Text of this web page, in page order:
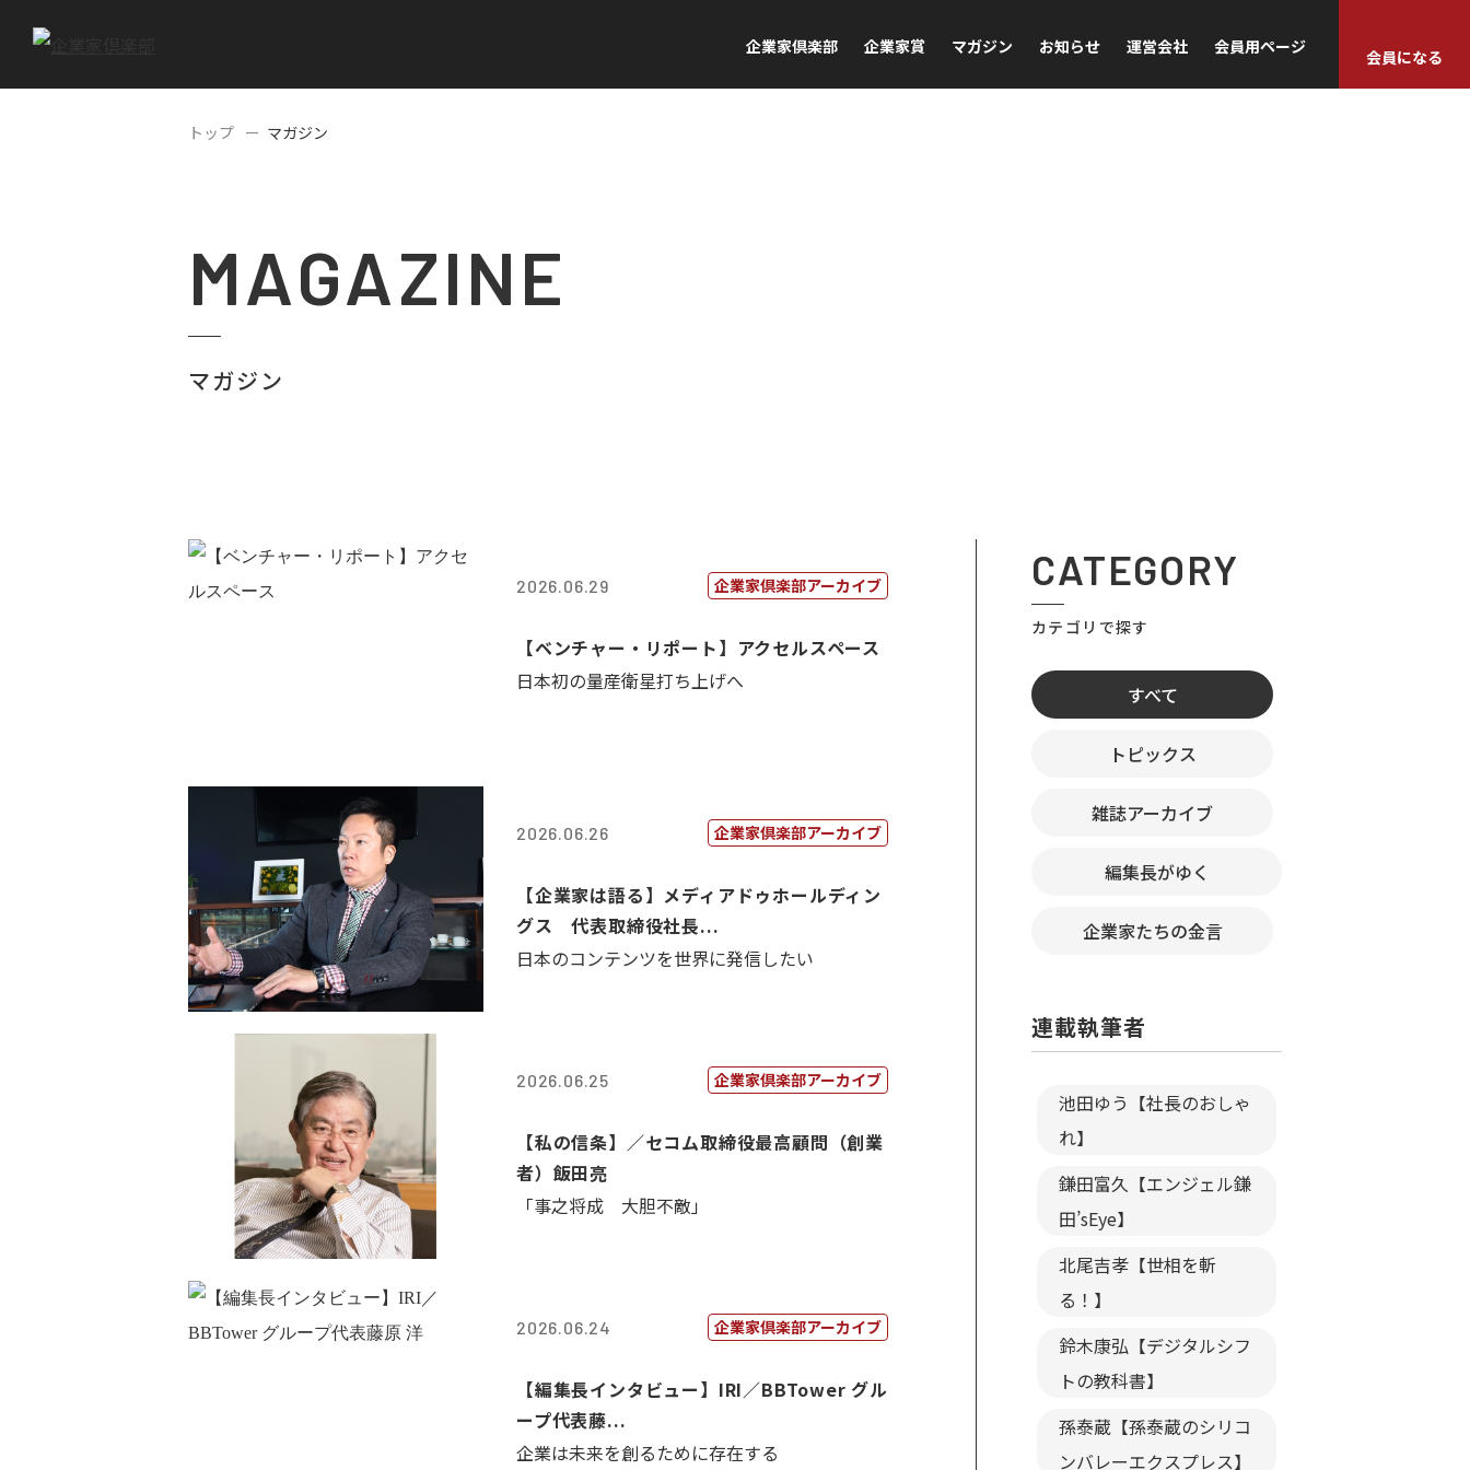
企業家倶楽部 企業家賞 マガジン お知らせ 運営会社 会員用ページ
会員になる
トップ マガジン
MAGAZINE
マガジン
2026.06.29 企業家倶楽部アーカイブ
【ベンチャー・リポート】アクセルスペース
日本初の量産衛星打ち上げへ
2026.06.26 企業家倶楽部アーカイブ
【企業家は語る】メディアドゥホールディン
グス 代表取締役社長...
日本のコンテンツを世界に発信したい
2026.06.25 企業家倶楽部アーカイブ
【私の信条】／セコム取締役最高顧問（創業
者）飯田亮
「事之将成 大胆不敵」
2026.06.24 企業家倶楽部アーカイブ
【編集長インタビュー】IRI／BBTower グル
ープ代表藤...
企業は未来を創るために存在する
CATEGORY
カテゴリで探す
すべて
トピックス
雑誌アーカイブ
編集長がゆく
企業家たちの金言
連載執筆者
池田ゆう【社長のおしゃ
れ】
鎌田富久【エンジェル鎌
田’sEye】
北尾吉孝【世相を斬
る！】
鈴木康弘【デジタルシフ
トの教科書】
孫泰蔵【孫泰蔵のシリコ
ンバレーエクスプレス】